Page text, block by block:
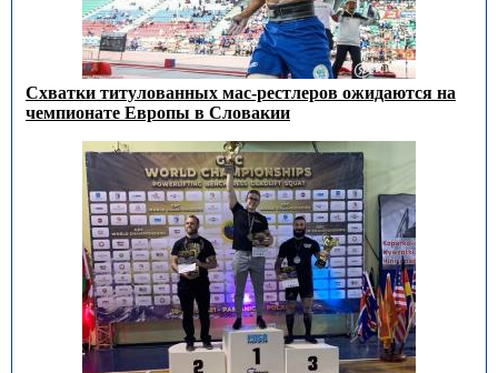
Схватки титулованных мас-рестлеров ожидаются на
чемпионате Европы в Словакии